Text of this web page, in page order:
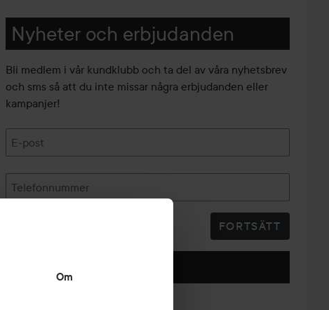
Om
Nyheter och erbjudanden
Bli medlem i vår kundklubb och ta del av våra nyhetsbrev
och sms så att du inte missar några erbjudanden eller
kampanjer!
E-post
Telefonnummer
FORTSÄTT
Följ oss